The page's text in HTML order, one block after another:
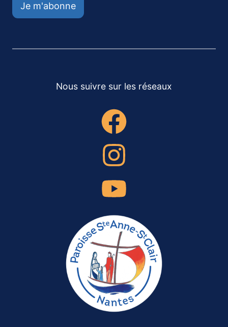
Je m'abonne
Nous suivre sur les réseaux